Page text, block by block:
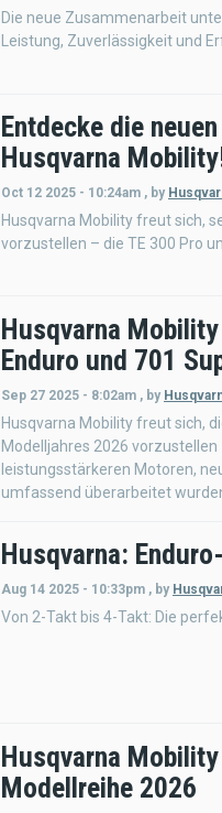
Die neue Zusammenarbeit
Leistung, Zuverlässigkeit und
Entdecke die
Husqvarna
Oct 12 2025 - 10:24am , by
Husqvarna Mobility freut sich,
vorzustellen – die TE 300 Pro
Husqvarna
Enduro und 701
Sep 27 2025 - 8:02am , by
Husqvarna Mobility freut sich,
Modelljahres 2026
leistungsstärkeren Motoren,
umfassend überarbeitet
Husqvarna:
Aug 14 2025 - 10:33pm , by
Von 2-Takt bis 4-Takt: Die
Husqvarna
Modellreihe 2026